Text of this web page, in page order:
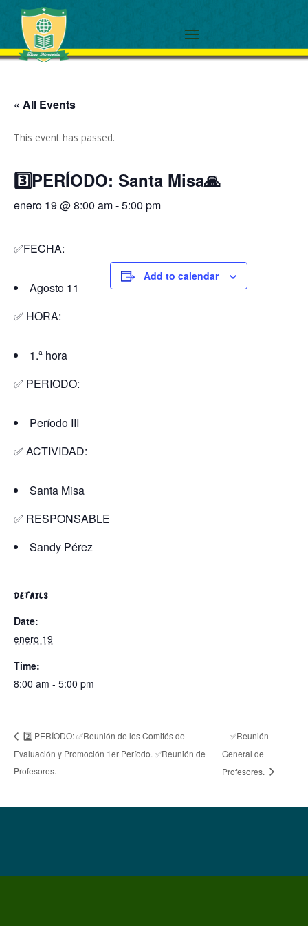
« All Events
This event has passed.
3️⃣PERÍODO: Santa Misa🙏
enero 19 @ 8:00 am-5:00 pm
✅FECHA:
Agosto 11
✅ HORA:
1.ª hora
✅ PERIODO:
Período III
✅ ACTIVIDAD:
Santa Misa
✅ RESPONSABLE
Sandy Pérez
Add to calendar
DETAILS
Date:
enero 19
Time:
8:00 am - 5:00 pm
2️⃣ PERÍODO: ✅Reunión de los Comités de
Evaluación y Promoción 1er Período. ✅Reunión de
Profesores.
✅Reunión
General de
Profesores.